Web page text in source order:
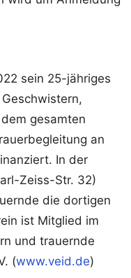
sein 25-jähriges
gesamten
an
In der
Zeiss-Str. 32)
die dortigen
ist Mitglied im
und trauernde
(www.veid.de)